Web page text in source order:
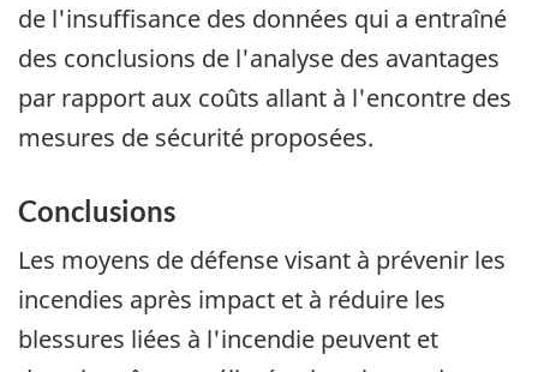
de l'insuffisance des données qui a entraîné
des conclusions de l'analyse des avantages
par rapport aux coûts allant à l'encontre des
mesures de sécurité proposées.
Conclusions
Les moyens de défense visant à prévenir les
incendies après impact et à réduire les
blessures liées à l'incendie peuvent et